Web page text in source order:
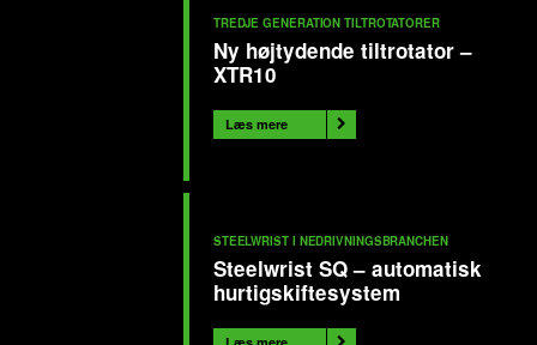
TREDJE GENERATION TILTROTATORER
Ny højtydende tiltrotator –
XTR10
Læs mere
STEELWRIST I NEDRIVNINGSBRANCHEN
Steelwrist SQ – automatisk
hurtigskiftesystem